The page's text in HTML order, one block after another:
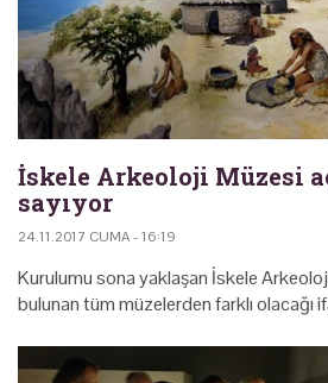
İskele Arkeoloji Müzesi
sayıyor
24.11.2017 CUMA - 16:19
Kurulumu sona yaklaşan İskele
bulunan tüm müzelerden farklı olacağı